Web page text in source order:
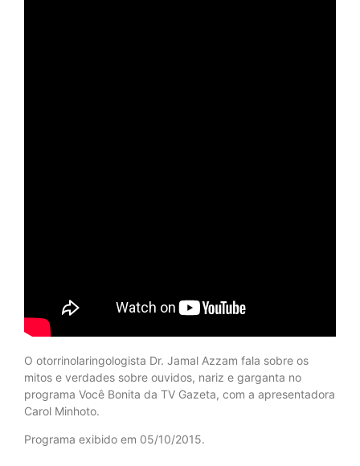
O otorrinolaringologista Dr. Jamal Azzam fala sobre os
mitos e verdades sobre ouvidos, nariz e garganta no
programa Você Bonita da TV Gazeta, com a apresentadora
Carol Minhoto.
Programa exibido em 05/10/2015.